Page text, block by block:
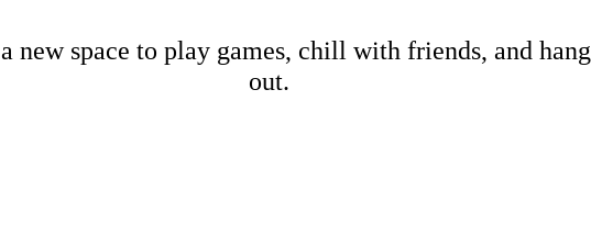
new space to play games, chill with friends, and hang
out.